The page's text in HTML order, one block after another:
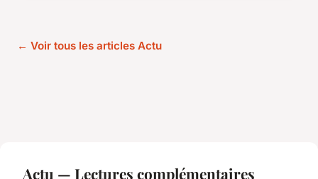
← Voir tous les articles Actu
Actu — Lectures complémentaires